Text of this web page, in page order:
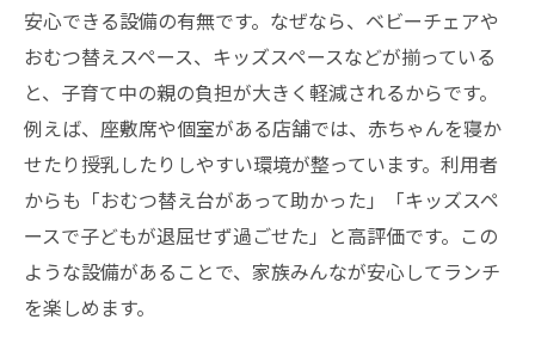
安心できる設備の有無です。なぜなら、ベビーチェアや
おむつ替えスペース、キッズスペースなどが揃っている
と、子育て中の親の負担が大きく軽減されるからです。
例えば、座敷席や個室がある店舗では、赤ちゃんを寝か
せたり授乳したりしやすい環境が整っています。利用者
からも「おむつ替え台があって助かった」「キッズスペ
ースで子どもが退屈せず過ごせた」と高評価です。この
ような設備があることで、家族みんなが安心してランチ
を楽しめます。